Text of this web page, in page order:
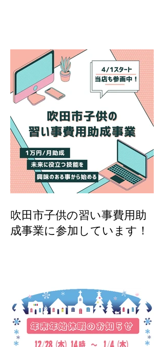
吹田市子供の習い事費用助
成事業に参加しています！